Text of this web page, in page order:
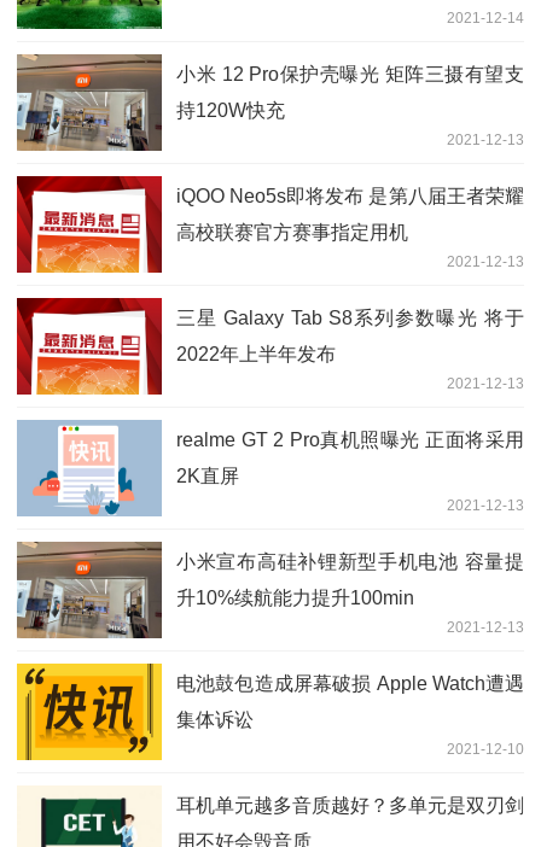
2021-12-14
小米 12 Pro保护壳曝光 矩阵三摄有望支
持120W快充
2021-12-13
iQOO Neo5s即将发布 是第八届王者荣耀
高校联赛官方赛事指定用机
2021-12-13
三星 Galaxy Tab S8系列参数曝光 将于
2022年上半年发布
2021-12-13
realme GT 2 Pro真机照曝光 正面将采用
2K直屏
2021-12-13
小米宣布高硅补锂新型手机电池 容量提
升10%续航能力提升100min
2021-12-13
电池鼓包造成屏幕破损 Apple Watch遭遇
集体诉讼
2021-12-10
耳机单元越多音质越好？多单元是双刃剑
用不好会毁音质